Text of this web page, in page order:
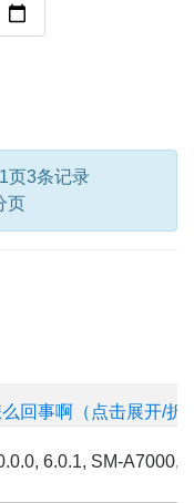
页3条记录
页
回事啊（点击展开/折
6.0.1, SM-A7000,